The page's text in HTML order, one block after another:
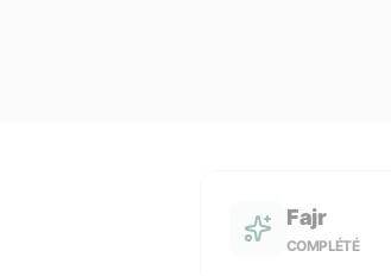
Fajr
COMPLÉTÉ